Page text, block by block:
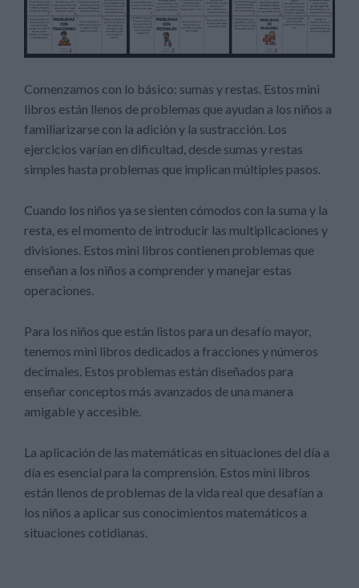
Comenzamos con lo básico: sumas y restas. Estos mini
libros están llenos de problemas que ayudan a los niños a
familiarizarse con la adición y la sustracción. Los
ejercicios varían en dificultad, desde sumas y restas
simples hasta problemas que implican múltiples pasos.
Cuando los niños ya se sienten cómodos con la suma y la
resta, es el momento de introducir las multiplicaciones y
divisiones. Estos mini libros contienen problemas que
enseñan a los niños a comprender y manejar estas
operaciones.
Para los niños que están listos para un desafío mayor,
tenemos mini libros dedicados a fracciones y números
decimales. Estos problemas están diseñados para
enseñar conceptos más avanzados de una manera
amigable y accesible.
La aplicación de las matemáticas en situaciones del día a
día es esencial para la comprensión. Estos mini libros
están llenos de problemas de la vida real que desafían a
los niños a aplicar sus conocimientos matemáticos a
situaciones cotidianas.